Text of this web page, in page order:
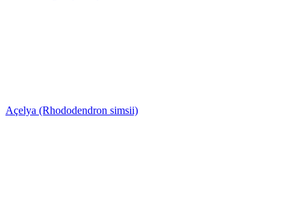
Açelya (Rhododendron simsii)